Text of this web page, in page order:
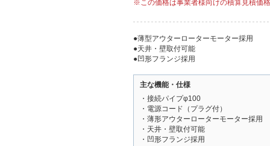
※この価格は事業者様向けの積算見積価
●薄型アウターローターモーター採用
●天井・壁取付可能
●凹形フランジ採用
主な機能・仕様
・接続パイプφ100
・電源コード（プラグ付）
・薄形アウターローターモーター採用
・天井・壁取付可能
・凹形フランジ採用